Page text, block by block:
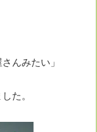
んみたい」
た。